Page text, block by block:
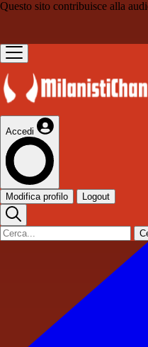
Questo sito contribuisce alla
Accedi
Modifica profilo Logout